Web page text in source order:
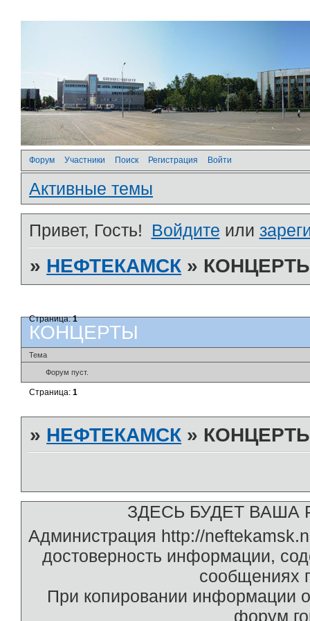
Форум Участники Поиск Регистрация Войти
Активные темы
Привет, Гость! Войдите или
» НЕФТЕКАМСК »
КОНЦЕРТЫ
Страница:1
Тема
Форум пуст.
Страница:1
» НЕФТЕКАМСК »
ЗДЕСЬ БУДЕТ ВАША
Администрация http://
достоверность информации,
сообщениях
При копировании информации
форум